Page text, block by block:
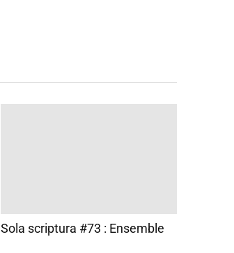
Sola scriptura #73 : Ensemble